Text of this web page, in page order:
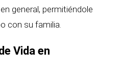
general, permitiéndole
con su familia.
Vida en